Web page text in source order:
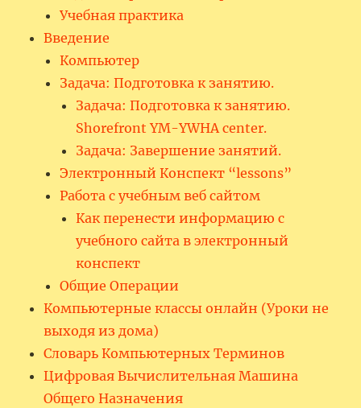
Учебная практика
Введение
Компьютер
Задача: Подготовка к занятию.
Задача: Подготовка к занятию.
Shorefront YM-YWHA center.
Задача: Завершение занятий.
Электронный Конспект “lessons”
Работа с учебным веб сайтом
Как перенести информацию с
учебного сайта в электронный
конспект
Общие Операции
Компьютерные классы онлайн (Уроки не
выходя из дома)
Словарь Компьютерных Терминов
Цифровая Вычислительная Машина
Общего Назначения